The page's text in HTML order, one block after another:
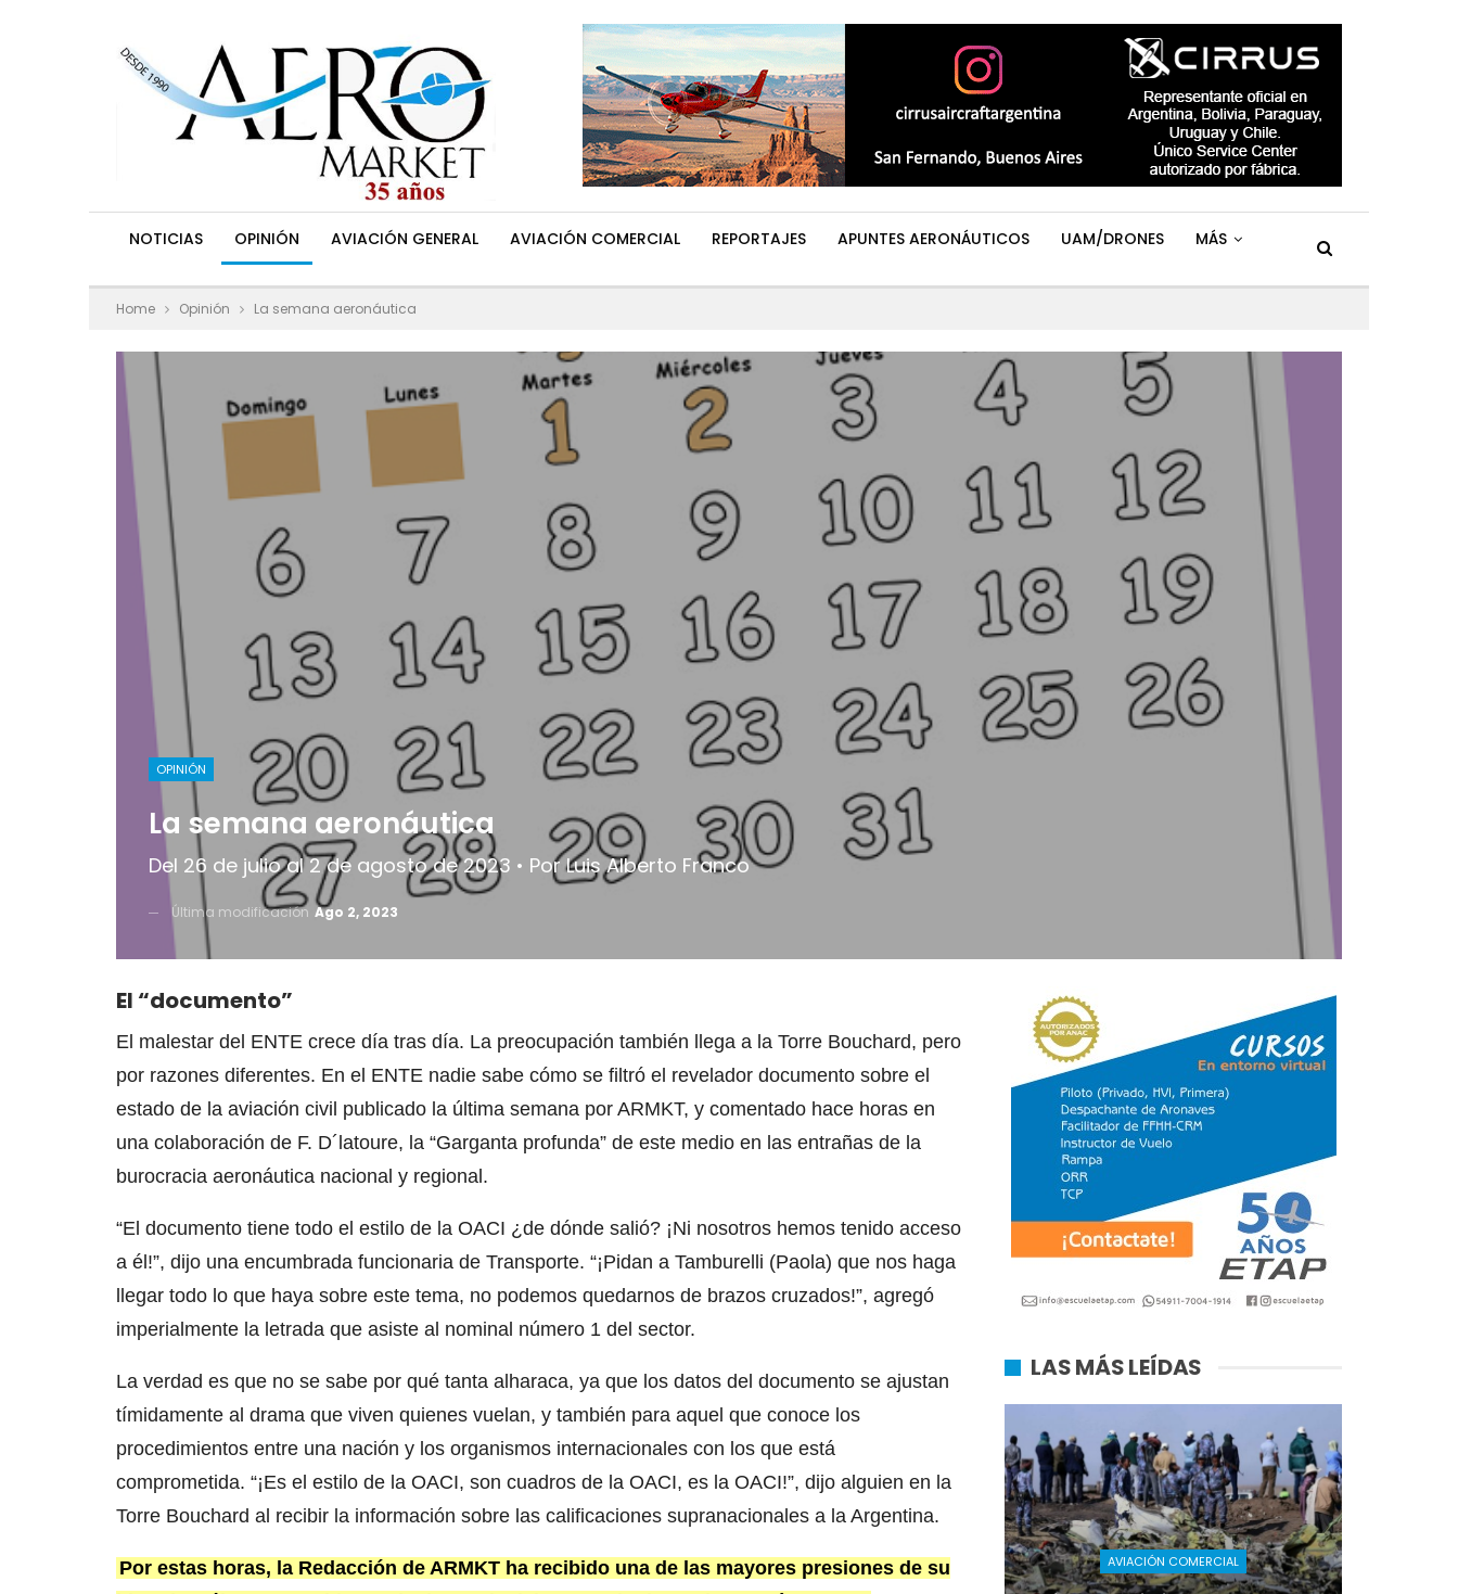
NOTICIAS OPINIÓN AVIACIÓN GENERAL AVIACIÓN COMERCIAL REPORTAJES APUNTES AERONÁUTICOS UAM/DRONES MÁS
Home Opinión La semana aeronáutica
OPINIÓN
La semana aeronáutica
Del 26 de julio al 2 de agosto de 2023 • Por Luis Alberto Franco
Última modificación Ago 2, 2023
El “documento”
El malestar del ENTE crece día tras día. La preocupación también llega a la Torre Bouchard, pero
por razones diferentes. En el ENTE nadie sabe cómo se filtró el revelador documento sobre el
estado de la aviación civil publicado la última semana por ARMKT, y comentado hace horas en
una colaboración de F. D´latoure, la “Garganta profunda” de este medio en las entrañas de la
burocracia aeronáutica nacional y regional.
“El documento tiene todo el estilo de la OACI ¿de dónde salió? ¡Ni nosotros hemos tenido acceso
a él!”, dijo una encumbrada funcionaria de Transporte. “¡Pidan a Tamburelli (Paola) que nos haga
llegar todo lo que haya sobre este tema, no podemos quedarnos de brazos cruzados!”, agregó
imperialmente la letrada que asiste al nominal número 1 del sector.
La verdad es que no se sabe por qué tanta alharaca, ya que los datos del documento se ajustan
tímidamente al drama que viven quienes vuelan, y también para aquel que conoce los
procedimientos entre una nación y los organismos internacionales con los que está
comprometida. “¡Es el estilo de la OACI, son cuadros de la OACI, es la OACI!”, dijo alguien en la
Torre Bouchard al recibir la información sobre las calificaciones supranacionales a la Argentina.
Por estas horas, la Redacción de ARMKT ha recibido una de las mayores presiones de su
LAS MÁS LEÍDAS
AVIACIÓN COMERCIAL